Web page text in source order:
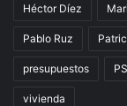
Héctor Díez
Pablo Ruz
presupuestos
vivienda